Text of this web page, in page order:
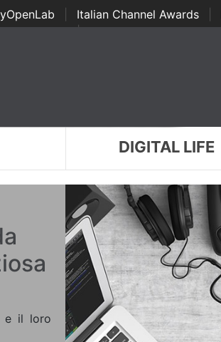
Italian Channel Awards
Awards | ...
DIGITAL LIFE
e il loro